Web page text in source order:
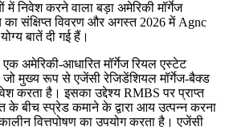
में निवेश करने वाला बड़ा अमेरिकी मॉर्गेज
संक्षिप्त विवरण और अगस्त 2026 में Agnc
बातें दी गई हैं।
अमेरिकी-आधारित मॉर्गेज रियल एस्टेट
मुख्य रूप से एजेंसी रेजिडेंशियल मॉर्गेज-बैक्ड
करता है। इसका उद्देश्य RMBS पर प्राप्त
बीच स्प्रेड कमाने के द्वारा आय उत्पन्न करना
वित्तपोषण का उपयोग करता है। एजेंसी